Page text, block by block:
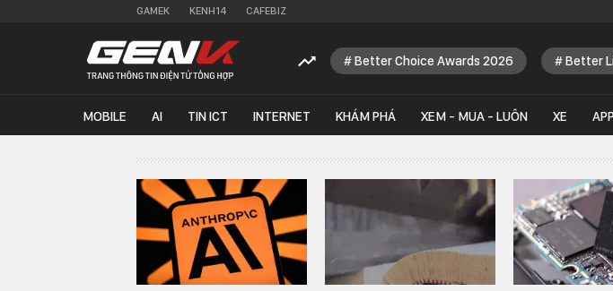
GAMEK KENH14 CAFEBIZ
Better Choice Awards 2026 Better
MOBILE AI TIN ICT INTERNET KHÁM PHÁ XEM - MUA - LUÔN XE